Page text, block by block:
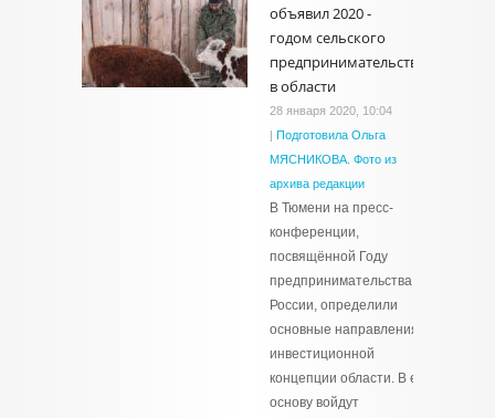
объявил 2020 -
годом сельского
предпринимательства
в области
28 января 2020, 10:04
| Подготовила Ольга
МЯСНИКОВА. Фото из
архива редакции
В Тюмени на пресс-
конференции,
посвящённой Году
предпринимательства в
России, определили
основные направления
инвестиционной
концепции области. В её
основу войдут